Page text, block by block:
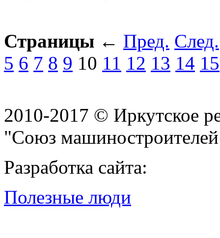
Страницы ← Пред. След.
5 6 7 8 9 10 11 12 13 14 15
2010-2017 © Иркутское
"Союз
Разработка сайта:
Полезные люди